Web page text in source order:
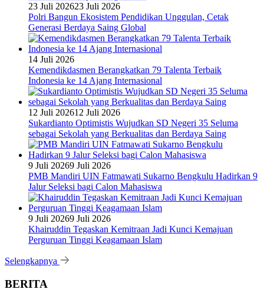
23 Juli 202623 Juli 2026
Polri Bangun Ekosistem Pendidikan Unggulan, Cetak
Generasi Berdaya Saing Global
14 Juli 2026
Kemendikdasmen Berangkatkan 79 Talenta Terbaik
Indonesia ke 14 Ajang Internasional
12 Juli 202612 Juli 2026
Sukardianto Optimistis Wujudkan SD Negeri 35 Seluma
sebagai Sekolah yang Berkualitas dan Berdaya Saing
9 Juli 20269 Juli 2026
PMB Mandiri UIN Fatmawati Sukarno Bengkulu Hadirkan 9
Jalur Seleksi bagi Calon Mahasiswa
9 Juli 20269 Juli 2026
Khairuddin Tegaskan Kemitraan Jadi Kunci Kemajuan
Perguruan Tinggi Keagamaan Islam
Selengkapnya
BERITA